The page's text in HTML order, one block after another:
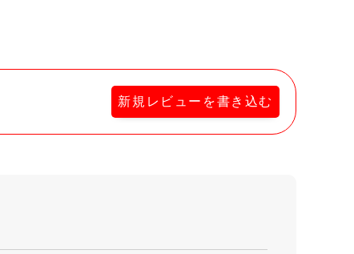
新規レビューを書き込む